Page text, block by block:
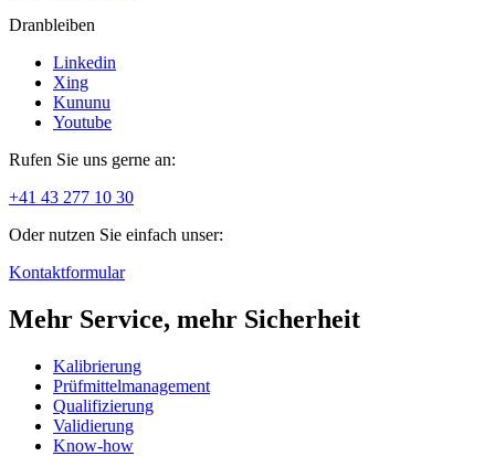
Dranbleiben
Linkedin
Xing
Kununu
Youtube
Rufen Sie uns gerne an:
+41 43 277 10 30
Oder nutzen Sie einfach unser:
Kontaktformular
Mehr Service, mehr Sicherheit
Kalibrierung
Prüfmittelmanagement
Qualifizierung
Validierung
Know-how